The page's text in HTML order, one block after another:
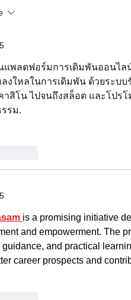
com o
แพลตฟอร์มการเดิมพันออนไล
งใหลในการเดิมพัน ด้วยระ
าสิโน ไปจนถึงสล็อต และโป
รม.
is a promising initiative
and empowerment. The
and practical
career prospects and